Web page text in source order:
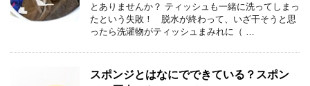
とありませんか？ ティッシュも一緒に洗ってしまっ
たという失敗！ 脱水が終わって、いざ干そうと思
ったら洗濯物がティッシュまみれに（ …
スポンジとはなにでできている？スポン